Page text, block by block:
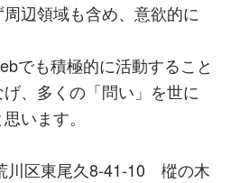
辺領域も含め、意欲的に
でも積極的に活動すること
、多くの「問い」を世に
います。
区東尾久8-41-10 樅の木